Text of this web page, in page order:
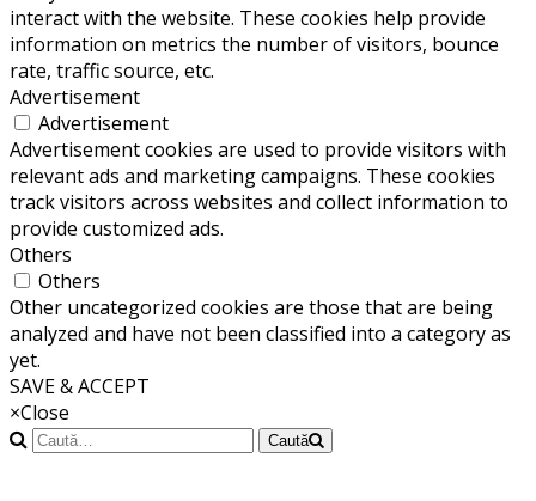
interact with the website. These cookies help provide
information on metrics the number of visitors, bounce
rate, traffic source, etc.
Advertisement
Advertisement
Advertisement cookies are used to provide visitors with
relevant ads and marketing campaigns. These cookies
track visitors across websites and collect information to
provide customized ads.
Others
Others
Other uncategorized cookies are those that are being
analyzed and have not been classified into a category as
yet.
SAVE & ACCEPT
×Close
Caută